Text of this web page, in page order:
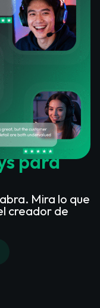
para
Mira lo que
creador de